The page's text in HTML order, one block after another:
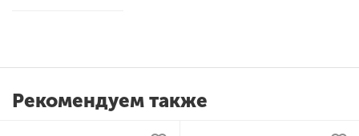
Рекомендуем также